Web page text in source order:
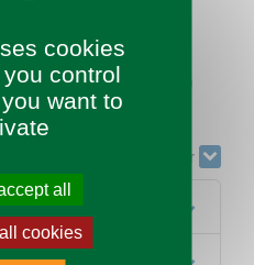
locaux, en matière de
Elles concernent
et l'accord de la
l'assistance d'un
Tout déplier
cookies
control
want to
all
cookies